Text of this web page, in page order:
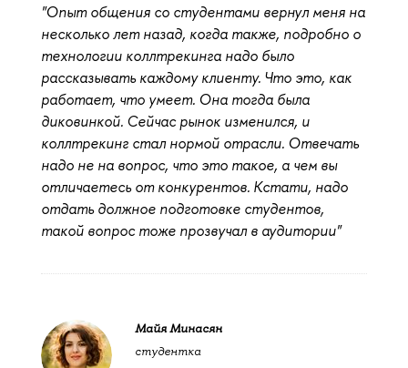
"Опыт общения со студентами вернул меня на
несколько лет назад, когда также, подробно о
технологии коллтрекинга надо было
рассказывать каждому клиенту. Что это, как
работает, что умеет. Она тогда была
диковинкой. Сейчас рынок изменился, и
коллтрекинг стал нормой отрасли. Отвечать
надо не на вопрос, что это такое, а чем вы
отличаетесь от конкурентов. Кстати, надо
отдать должное подготовке студентов,
такой вопрос тоже прозвучал в аудитории"
Майя Минасян
студентка